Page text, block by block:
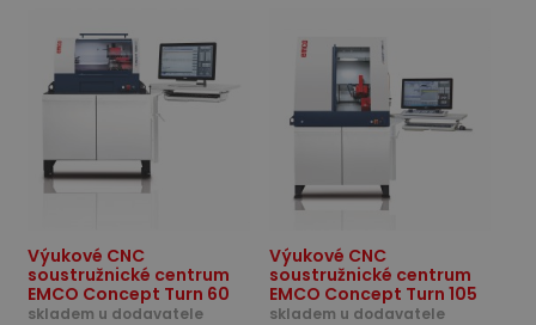
Výukové CNC
soustružnické centrum
EMCO Concept Turn 60
skladem u dodavatele
Výukové CNC
soustružnické centrum
EMCO Concept Turn 105
skladem u dodavatele